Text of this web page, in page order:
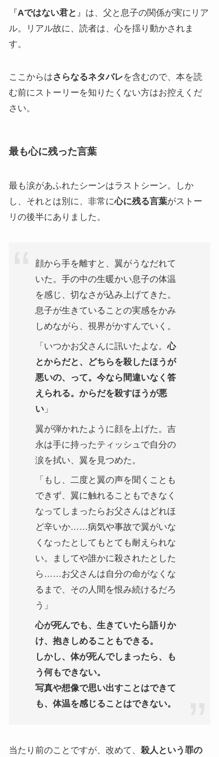
『Aではない君と 』は、父と息子の関係が実にリア
ル。リアル故に、読者は、心を揺り動かされま
す。
ここからはさらなるネタバレを含むので、本を読
む前にストーリーを知りたくない方はお控えくだ
さい。
最も心に残った言葉
最も涙があふれたシーンはラストシーン。しか
し、それとは別に、非常に心に残る言葉がストー
リの後半にありました。
顔から手を離すと、翼がうなだれて
いた。手の中の生暖かい息子の体温
を感じ、切なさが込み上げてきた。
息子が生きていることの実感をかみ
しめながら、視界がかすんでいく。
「いつかお父さんに訊いたよな。心
とからだと、どちらを殺したほうが
悪いの、って。今なら間違いなく答
えられる。からだを殺すほうが悪
い」
翼が弾かれたように顔を上げた。吉
永は手に持ったティッシュで自分の
涙を拭い、翼を見つめた。
「もし、二度と翼の声を聞くことも
できず、翼に触れることもできなく
なってしまったらお父さんはどれほ
ど辛いか……病気や事故で翼がいな
くなったとしてもとても耐えられな
い。ましてや誰かに殺されたとした
ら……お父さんは自分の命がなくな
るまで、その人間を恨み続けるだろ
う」
心が死んでも、生きていたら語りか
け、抱きしめることもできる。
しかし、体が死んでしまったら、も
う何もできない。
写真や想像で思い出すことはできて
も、体温を感じることはできない。
当たり前のことですが、改めて、 殺人という罪の